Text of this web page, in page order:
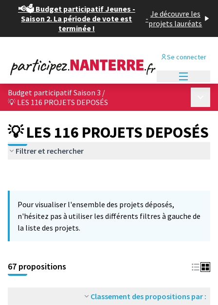
📢🗳️ Budget participatif Jeunes -
Saison 2. La période de vote est
terminée !
- Je découvre les
projets lauréats
Se connecter
Budget participatif Saison 3 /
💡 LES 116 PROJETS DEPOSÉS
💡 LES 116 PROJETS DEPOSÉS
Filtrer et rechercher
Pour visualiser l'ensemble des projets déposés,
n'hésitez pas à utiliser les différents filtres à gauche de
la liste des projets.
67 propositions
Classement des propositions par :